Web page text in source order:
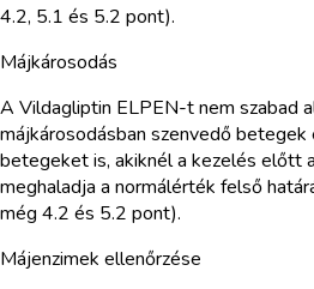
4.2, 5.1 és 5.2 pont).
Májkárosodás
A Vildagliptin ELPEN-t nem szabad
májkárosodásban szenvedő
betegeket is, akiknél a kezelés előtt
meghaladja a normálérték felső
még 4.2 és 5.2 pont).
Májenzimek ellenőrzése